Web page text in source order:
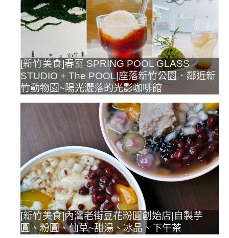
[新竹美食]春室 SPRING POOL GLASS
STUDIO + The POOL|座落新竹公園．鄰近新
竹動物園~陽光灑落的光影咖啡館
[新竹美食]內灣老街豆花粉圓創始店|自製芋
圓、粉圓、仙草~甜湯、冰品、下午茶